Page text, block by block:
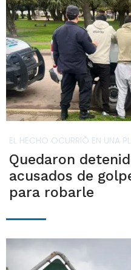
EL HECHO OCURRIÓ EN UNA
Quedaron
acusados de
para robarle